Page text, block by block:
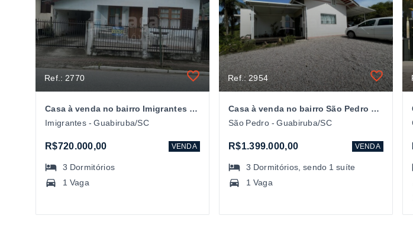
Ref.: 2770
Casa à venda no bairro Imigrantes em Guabiruba/SC
Imigrantes - Guabiruba/SC
R$720.000,00 VENDA
3 Dormitórios
1 Vaga
Ref.: 2954
Casa à venda no bairro São Pedro em Guabiruba/SC
São Pedro - Guabiruba/SC
R$1.399.000,00 VENDA
3 Dormitórios , sendo 1 suíte
1 Vaga